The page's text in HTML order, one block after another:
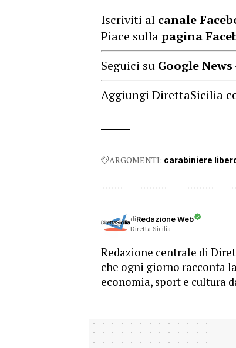
Iscriviti al canale
Piace sullapagina
Seguici su Google News
Aggiungi DirettaSicilia
ARGOMENTI: carabiniere
diRedazione Web
Diretta Sicilia
Redazione centrale di
che ogni giorno racconta
economia, sport e cultura